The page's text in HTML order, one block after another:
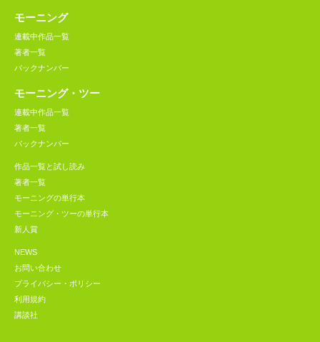
モーニング
連載中作品一覧
著者一覧
バックナンバー
モーニング・ツー
連載中作品一覧
著者一覧
バックナンバー
作品一覧と試し読み
著者一覧
モーニングの単行本
モーニング・ツーの単行本
新人賞
NEWS
お問い合わせ
プライバシー・ポリシー
利用規約
講談社